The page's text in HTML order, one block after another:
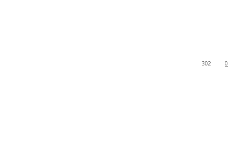
0
302